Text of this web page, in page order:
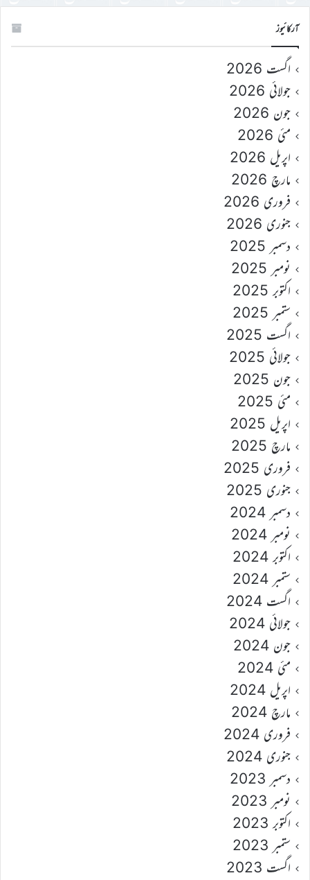
آرکائیوز
اگست 2026
جولائی 2026
جون 2026
مئی 2026
اپریل 2026
مارچ 2026
فروری 2026
جنوری 2026
دسمبر 2025
نومبر 2025
اکتوبر 2025
ستمبر 2025
اگست 2025
جولائی 2025
جون 2025
مئی 2025
اپریل 2025
مارچ 2025
فروری 2025
جنوری 2025
دسمبر 2024
نومبر 2024
اکتوبر 2024
ستمبر 2024
اگست 2024
جولائی 2024
جون 2024
مئی 2024
اپریل 2024
مارچ 2024
فروری 2024
جنوری 2024
دسمبر 2023
نومبر 2023
اکتوبر 2023
ستمبر 2023
اگست 2023